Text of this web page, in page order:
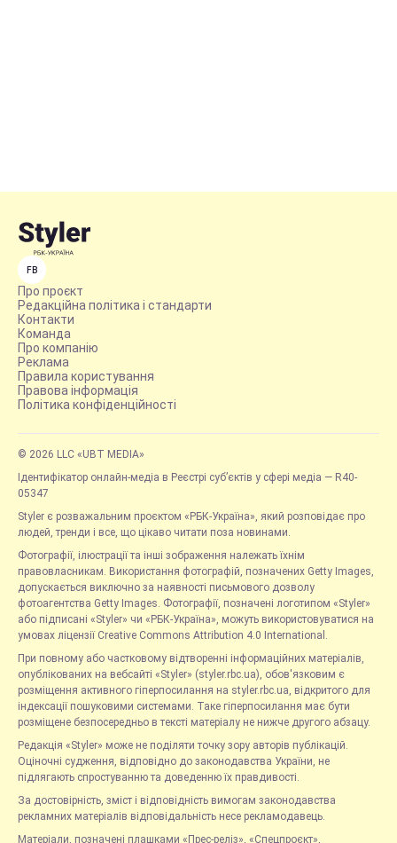
FB
Про проєкт
Редакційна політика і стандарти
Контакти
Команда
Про компанію
Реклама
Правила користування
Правова інформація
Політика конфіденційності
© 2026 LLC «UBT MEDIA»
Ідентифікатор онлайн-медіа в Реєстрі суб’єктів у сфері медіа — R40-
05347
Styler є розважальним проєктом «РБК-Україна», який розповідає про
людей, тренди і все, що цікаво читати поза новинами.
Фотографії, ілюстрації та інші зображення належать їхнім
правовласникам. Використання фотографій, позначених Getty Images,
допускається виключно за наявності письмового дозволу
фотоагентства Getty Images. Фотографії, позначені логотипом «Styler»
або підписані «Styler» чи «РБК-Україна», можуть використовуватися на
умовах ліцензії Creative Commons Attribution 4.0 International.
При повному або частковому відтворенні інформаційних матеріалів,
опублікованих на вебсайті «Styler» (styler.rbc.ua), обов'язковим є
розміщення активного гіперпосилання на styler.rbc.ua, відкритого для
індексації пошуковими системами. Таке гіперпосилання має бути
розміщене безпосередньо в тексті матеріалу не нижче другого абзацу.
Редакція «Styler» може не поділяти точку зору авторів публікацій.
Оціночні судження, відповідно до законодавства України, не
підлягають спростуванню та доведенню їх правдивості.
За достовірність, зміст і відповідність вимогам законодавства
рекламних матеріалів відповідальність несе рекламодавець.
Матеріали, позначені плашками «Прес-реліз», «Спецпроєкт»,